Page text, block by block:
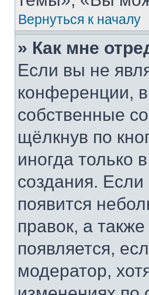
Вернуться к началу
» Как мне
Если вы не
конференции,
собственные
щёлкнув по
иногда только
создания.
появится
правок, а
появляется,
модератор,